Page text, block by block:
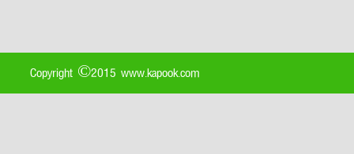
Copyright ©2015 www.kapook.com